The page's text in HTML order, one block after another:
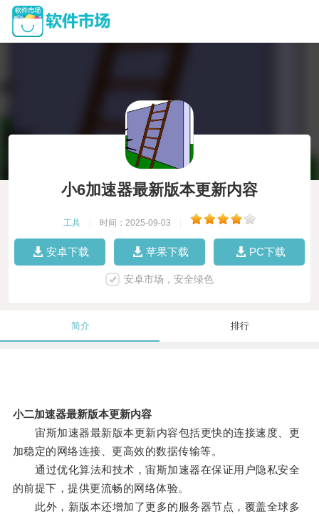
小6加速器最新版本更新内容
工具 时间：2025-09-03
安卓下载 苹果下载 PC下载
安卓市场，安全绿色
简介 排行
小二加速器最新版本更新内容
宙斯加速器最新版本更新内容包括更快的连接速度、更
加稳定的网络连接、更高效的数据传输等。
通过优化算法和技术，宙斯加速器在保证用户隐私安全
的前提下，提供更流畅的网络体验。
此外，新版本还增加了更多的服务器节点，覆盖全球多